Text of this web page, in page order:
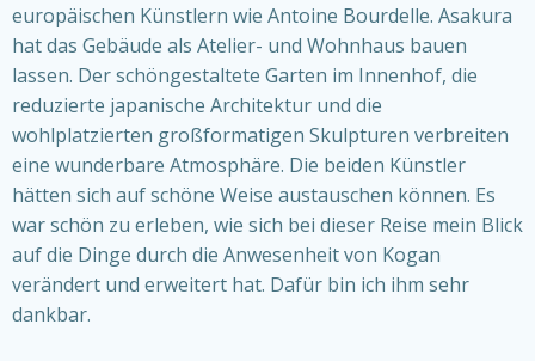
europäischen Künstlern wie Antoine Bourdelle. Asakura
hat das Gebäude als Atelier- und Wohnhaus bauen
lassen. Der schöngestaltete Garten im Innenhof, die
reduzierte japanische Architektur und die
wohlplatzierten großformatigen Skulpturen verbreiten
eine wunderbare Atmosphäre. Die beiden Künstler
hätten sich auf schöne Weise austauschen können. Es
war schön zu erleben, wie sich bei dieser Reise mein Blick
auf die Dinge durch die Anwesenheit von Kogan
verändert und erweitert hat. Dafür bin ich ihm sehr
dankbar.